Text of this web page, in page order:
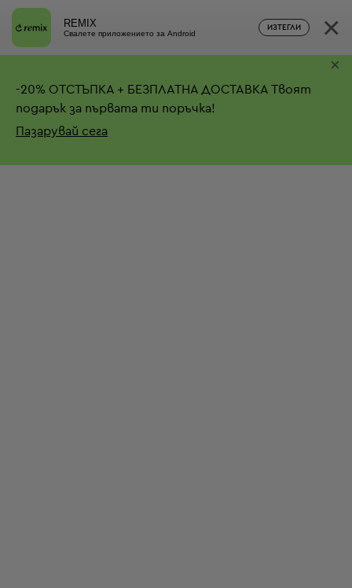
REMIX
Свалете приложението за Android
ИЗТЕГЛИ ×
-20% ОТСТЪПКА + БЕЗПЛАТНА ДОСТАВКА Твоят
подарък за първата ти поръчка!
Пазарувай сега
×